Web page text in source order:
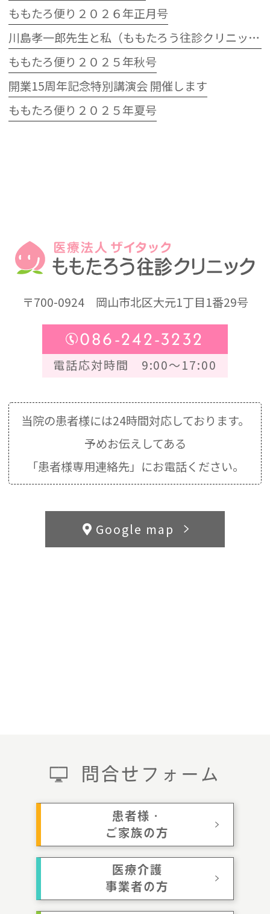
ももたろ便り２０２６年正月号
川島孝一郎先生と私（ももたろう往診クリニック開院15周年記念特別講演会）
ももたろ便り２０２５年秋号
開業15周年記念特別講演会 開催します
ももたろ便り２０２５年夏号
〒700-0924岡山市北区大元1丁目1番29号
086-242-3232
電話応対時間 9:00～17:00
当院の患者様には24時間対応しております。
予めお伝えしてある
「患者様専用連絡先」にお電話ください。
問合せフォーム
患者様・
ご家族の方
医療介護
事業者の方
Google map